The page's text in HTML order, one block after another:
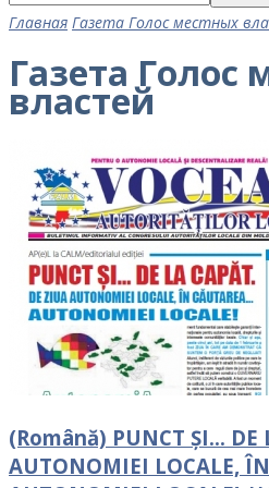
Главная Газета Голос местных
Газета Голос
властей
(Română) PUNCT ȘI… DE
AUTONOMIEI LOCALE,